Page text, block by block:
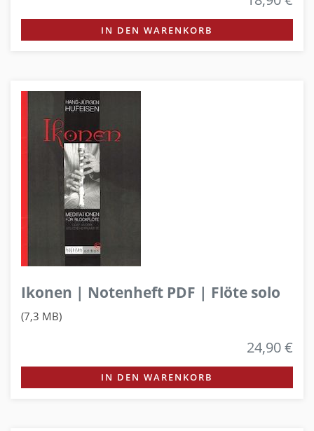
IN DEN WARENKORB
Ikonen | Notenheft PDF | Flöte solo
(7,3 MB)
24,90 €
IN DEN WARENKORB